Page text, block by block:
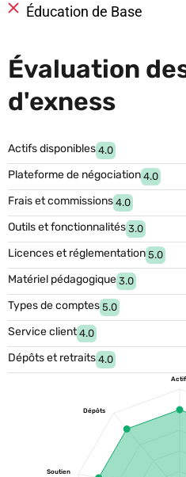
Éducation de Base
Évaluation
d'exness
Actifs disponibles 4.0
Plateforme de négociation 4.0
Frais et commissions 4.0
Outils et fonctionnalités 3.0
Licences et réglementation 5.0
Matériel pédagogique 3.0
Types de comptes 5.0
Service client 4.0
Dépôts et retraits 4.0
Soutien
Dépôts